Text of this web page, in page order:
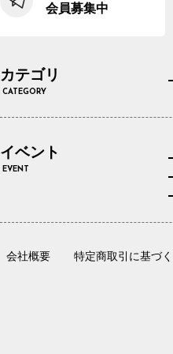
会員募集中
カテゴリ
CATEGORY
イベント
EVENT
会社概要 特定商取引に基づ